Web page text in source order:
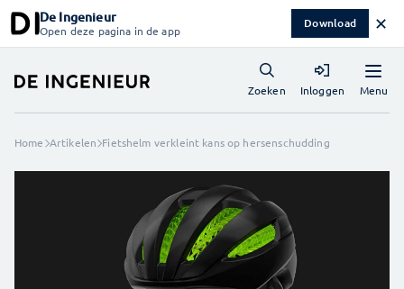
De Ingenieur
Open deze pagina in de app Download ✕
Menu
Zoeken Inloggen
Home Artikelen Fietshelm verkleint kans op hersenschudding